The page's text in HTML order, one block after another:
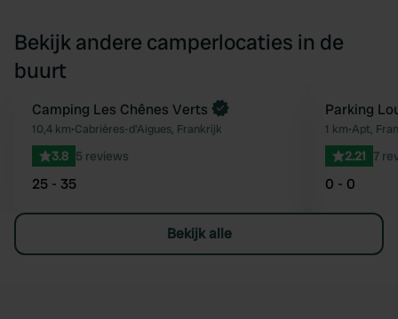
Bekijk andere camperlocaties in de
buurt
Favoriet
Camping Les Chênes Verts
10,4 km•Cabrières-d'Aigues, Frankrijk
3.8 5 reviews
25 - 35
Parking
1 km•Apt,
2.21 7
0 - 0
Bekijk alle